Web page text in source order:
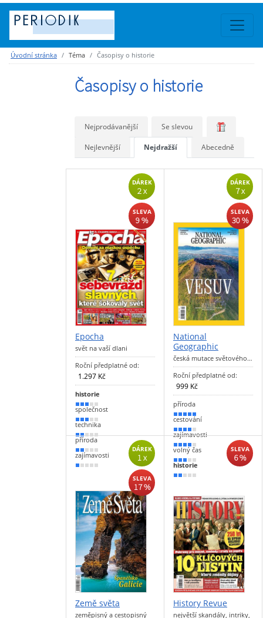
Úvodní stránka Téma Časopisy o historie
Časopisy o historie
Nejprodávanější Se slevou
Nejlevnější Nejdražší Abecedně
DÁREK
2 x
SLEVA
9 %
Epocha
svět na vaší dlani
Roční předplatné od:
1.297 Kč
historie
60 %
společnost
50 %
technika
40 %
příroda
30 %
zajímavosti
20 %
DÁREK
7 x
SLEVA
30 %
National
Geographic
česká mutace světového…
Roční předplatné od:
999 Kč
příroda
90 %
cestování
80 %
zajímavosti
70 %
volný čas
60 %
historie
30 %
DÁREK
1 x
SLEVA
17 %
Země světa
zeměpisný a cestopisný
SLEVA
6 %
History Revue
největší skandály, intriky,